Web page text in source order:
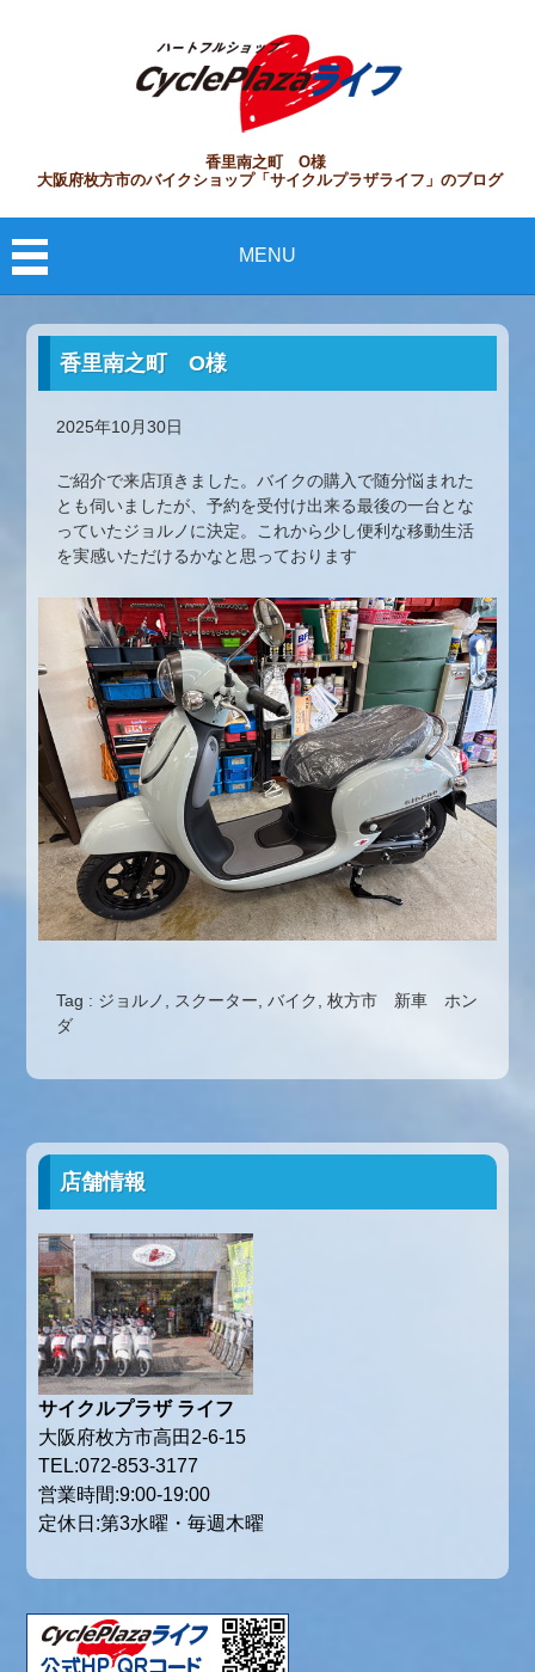
香里南之町 O様
大阪府枚方市のバイクショップ「サイクルプラザライフ」のブログ
MENU
香里南之町 O様
2025年10月30日
ご紹介で来店頂きました。バイクの購入で随分悩まれた
とも伺いましたが、予約を受付け出来る最後の一台とな
っていたジョルノに決定。これから少し便利な移動生活
を実感いただけるかなと思っております
Tag : ジョルノ , スクーター,バイク,枚方市 新車 ホン
ダ
店舗情報
サイクルプラザ ライフ
大阪府枚方市高田2-6-15
TEL:072-853-3177
営業時間:9:00-19:00
定休日:第3水曜・毎週木曜